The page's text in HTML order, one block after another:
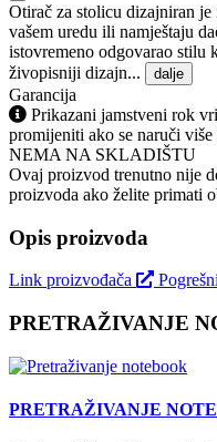
Otirač za stolicu dizajniran
vašem uredu ili namještaju
istovremeno odgovarao stilu
živopisniji dizajn...
dalje
Garancija
Prikazani jamstveni rok
promijeniti ako se naruči više
NEMA NA SKLADIŠTU
Ovaj proizvod trenutno nije
proizvoda ako želite primati
Opis proizvoda
Link proizvođača
PRETRAŽIVANJE
PRETRAŽIVANJE